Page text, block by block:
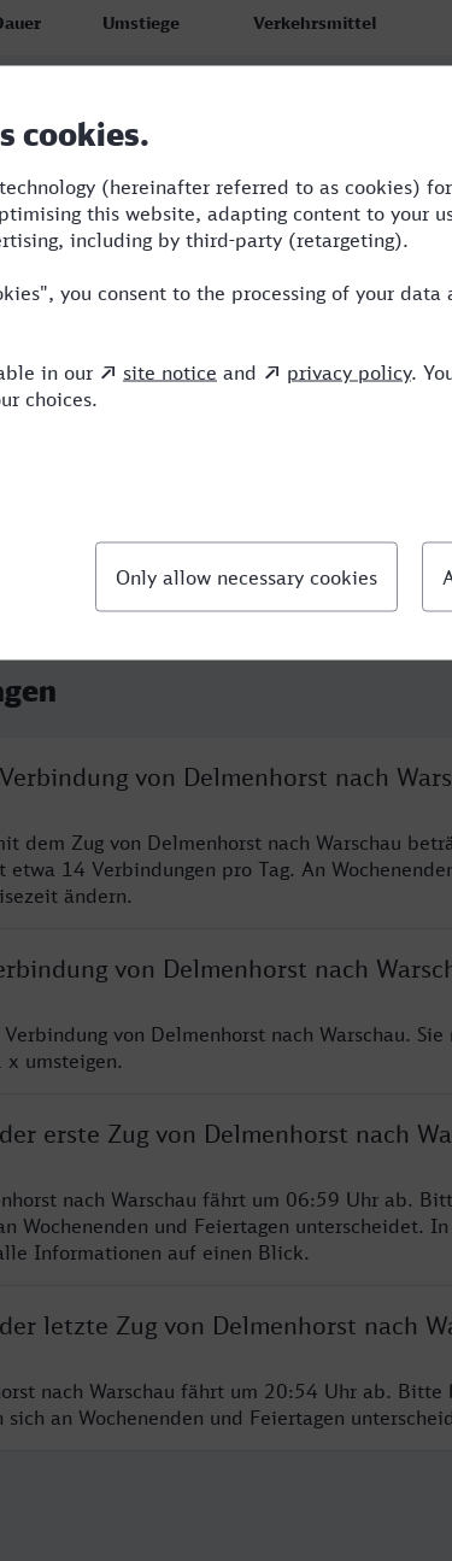
Umstiege Verkehrsmittel
von Delmenhorst nach
dem Zug von Delmenhorst nach Warschau
14 Verbindungen pro Tag. An
ändern.
von Delmenhorst nach
von Delmenhorst nach Warschau. Sie
x umsteigen.
erste Zug von Delmenhorst nach
nach Warschau fährt um 06:59 Uhr ab.
Wochenenden und Feiertagen unterscheidet.
Informationen auf einen Blick.
letzte Zug von Delmenhorst nach
nach Warschau fährt um 20:54 Uhr ab. Bitte
an Wochenenden und Feiertagen